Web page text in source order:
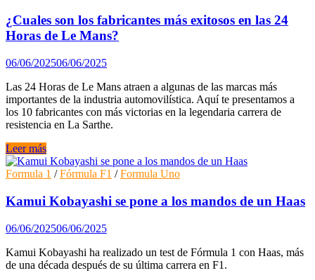
10
puestos
en
parrilla
del
Gran
Premio
de
Canadá
¿Cuales son los fabricantes más exitosos en las 24
Horas de Le Mans?
06/06/202506/06/2025
Las 24 Horas de Le Mans atraen a algunas de las marcas más
importantes de la industria automovilística. Aquí te presentamos a
los 10 fabricantes con más victorias en la legendaria carrera de
resistencia en La Sarthe.
¿Cuales
son
los
más
exitosos
en
las
24
Horas
Leer más
Formula 1 /Fórmula F1 /Formula Uno
Kamui Kobayashi se pone a los mandos de un Haas
06/06/202506/06/2025
Kamui Kobayashi ha realizado un test de Fórmula 1 con Haas, más
de una década después de su última carrera en F1.